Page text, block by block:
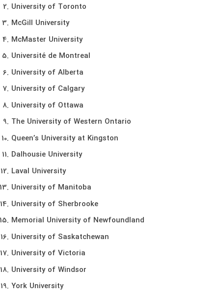
University of Toronto
McGill University
McMaster University
Université de Montreal
University of Alberta
University of Calgary
University of Ottawa
The University of Western Ontario
Queen’s University at Kingston
Dalhousie University
Laval University
University of Manitoba
University of Sherbrooke
Memorial University of Newfoundland
University of Saskatchewan
University of Victoria
University of Windsor
York University